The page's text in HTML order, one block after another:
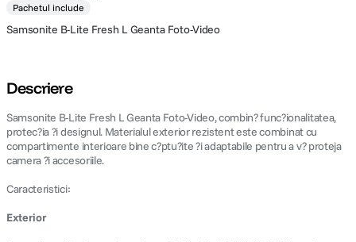
Pachetul include
Samsonite B-Lite Fresh L Geanta Foto-Video
Descriere
Samsonite B-Lite Fresh L Geanta Foto-Video, combin? func?ionalitatea,
protec?ia ?i designul. Materialul exterior rezistent este combinat cu
compartimente interioare bine c?ptu?ite ?i adaptabile pentru a v? proteja
camera ?i accesoriile.
Caracteristici:
Exterior